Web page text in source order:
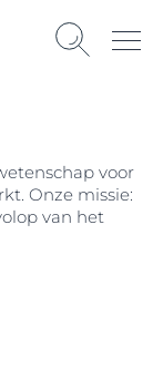
voor
Onze missie:
van het